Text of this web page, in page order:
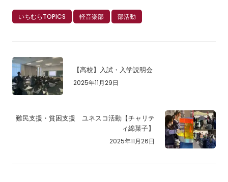
いちむらTOPICS 軽音楽部 部活動
【高校】入試・入学説明会
2025年11月29日
難民支援・貧困支援 ユネスコ活動【チャリテ
ィ綿菓子】
2025年11月26日